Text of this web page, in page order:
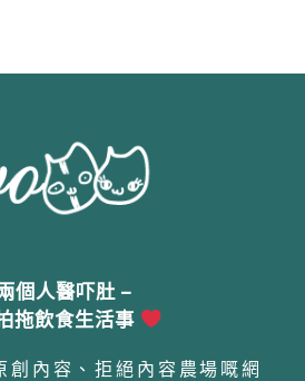
人醫吓肚 –
拖飲食生活事
創內容、拒絕內容農場嘅網